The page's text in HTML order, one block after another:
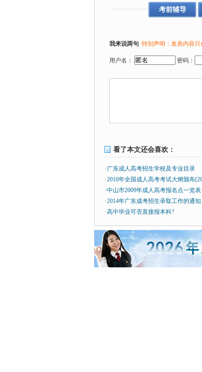
考前辅导
我来说两句 特别声明：发表内容只
用户名： 密码：
看了本文还会喜欢：
· 广东成人高考招生学校及专业目录
·2010年全国成人高考考试大纲颁布
·中山市2009年成人高考报名点一览表
·2014年广东成考招生录取工作的通知
·高中毕业可否直接报本科?